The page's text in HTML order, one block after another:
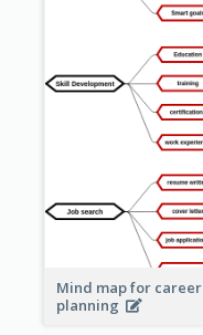
Mind map for career
planning